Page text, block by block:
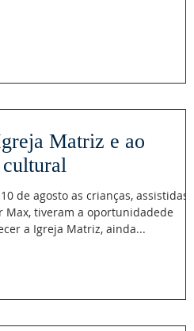
Matriz e ao
de agosto as crianças, assistidas
Max, tiveram a oportunidadede
a Igreja Matriz, ainda...